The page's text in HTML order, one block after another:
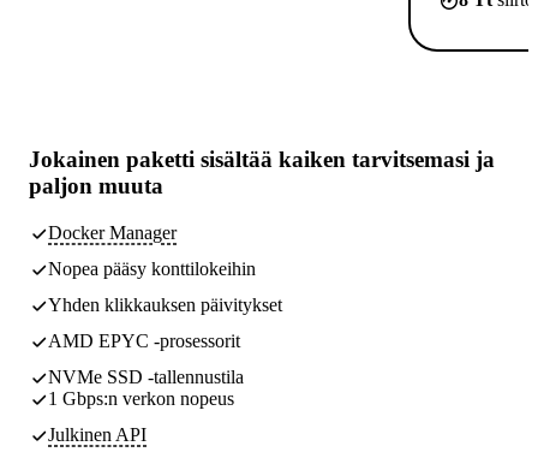
Jokainen paketti sisältää kaiken tarvitsemasi ja
paljon muuta
Docker Manager
Nopea pääsy konttilokeihin
Yhden klikkauksen päivitykset
AMD EPYC -prosessorit
NVMe SSD -tallennustila
1 Gbps:n verkon nopeus
Julkinen API